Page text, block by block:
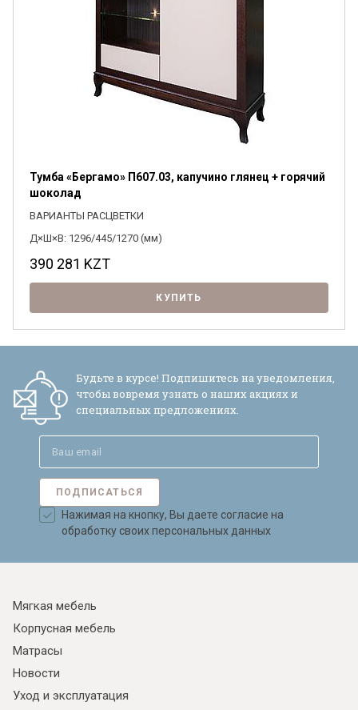
Политикойв отношении
обработки персональных данных и
Тумба «Бергамо» П607.03, капучино глянец + горячий
шоколад
ВАРИАНТЫ РАСЦВЕТКИ
Д×Ш×В: 1296/445/1270 (мм)
390 281 KZT
КУПИТЬ
Будьте в курсе! Подпишитесь на уведомления,
чтобы вовремя узнать о наших акциях и
специальных предложениях.
ПОДПИСАТЬСЯ
Нажимая на кнопку, Вы даете согласие на
обработку своих персональных данных
Мягкая мебель
Корпусная мебель
Матрасы
Новости
Уход и эксплуатация